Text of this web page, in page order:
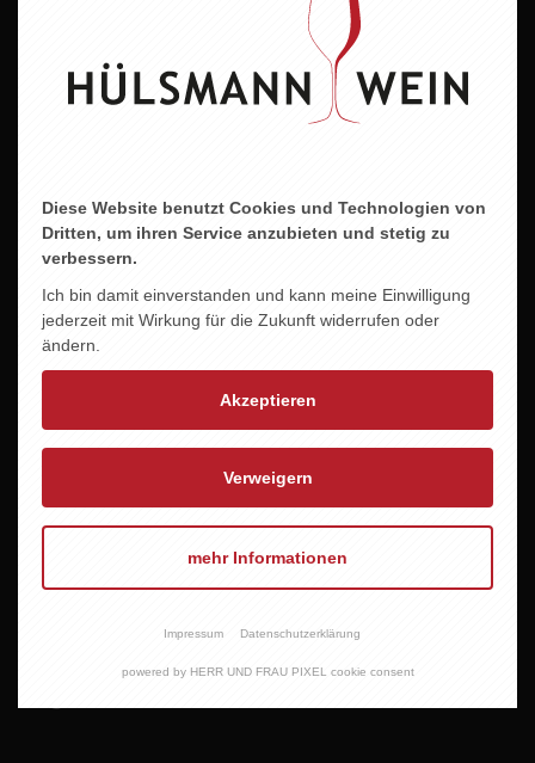
Öffnungszeiten
Meppen
Samstag
Öffnungszeiten Haren
Dienstag bis Freitag
uhr
Samstag
09.30–12.30 Uhr
05932 7333916
Diese Website benutzt Cookies und Technologien von
Dritten, um ihren Service anzubieten und stetig zu
verbessern.
Ich bin damit einverstanden und kann meine Einwilligung
jederzeit mit Wirkung für die Zukunft widerrufen oder
ändern.
Akzeptieren
Verweigern
mehr Informationen
Impressum Datenschutzerklärung
powered by HERR UND FRAU PIXEL cookie consent